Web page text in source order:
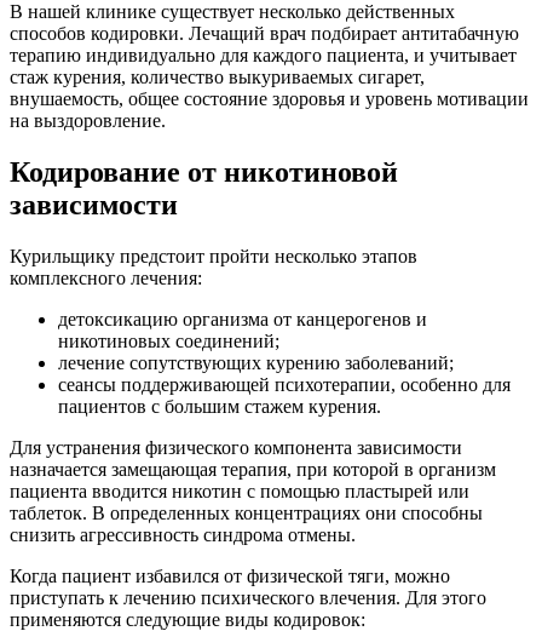
В нашей клинике существует несколько действенных
способов кодировки. Лечащий врач подбирает антитабачную
терапию индивидуально для каждого пациента, и учитывает
стаж курения, количество выкуриваемых сигарет,
внушаемость, общее состояние здоровья и уровень мотивации
на выздоровление.
Кодирование от никотиновой
зависимости
Курильщику предстоит пройти несколько этапов
комплексного лечения:
детоксикацию организма от канцерогенов и
никотиновых соединений;
лечение сопутствующих курению заболеваний;
сеансы поддерживающей психотерапии, особенно для
пациентов с большим стажем курения.
Для устранения физического компонента зависимости
назначается замещающая терапия, при которой в организм
пациента вводится никотин с помощью пластырей или
таблеток. В определенных концентрациях они способны
снизить агрессивность синдрома отмены.
Когда пациент избавился от физической тяги, можно
приступать к лечению психического влечения. Для этого
применяются следующие виды кодировок: